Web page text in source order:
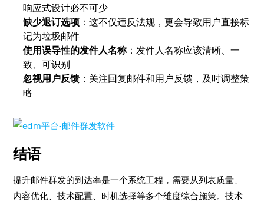
响应式设计必不可少
缺少退订选项 ：这不仅违反法规，更会导致用户直接标
记为垃圾邮件
使用误导性的发件人名称：发件人名称应该清晰、一
致、可识别
忽视用户反馈 ：关注回复邮件和用户反馈，及时调整策
略
结语
提升邮件群发的到达率是一个系统工程，需要从列表质量、
内容优化、技术配置、时机选择等多个维度综合施策。技术